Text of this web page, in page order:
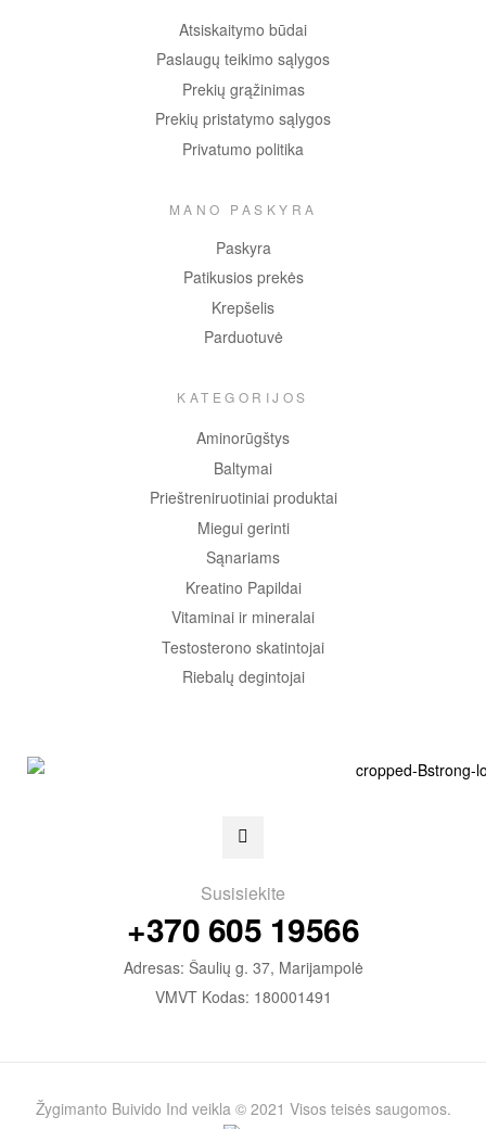
Susisiekite
+370 605 19566
Adresas: Šaulių g. 37, Marijampolė
VMVT Kodas: 180001491
Atsiskaitymo būdai
Paslaugų teikimo sąlygos
Prekių grąžinimas
Prekių pristatymo sąlygos
Privatumo politika
MANO PASKYRA
Paskyra
Patikusios prekės
Krepšelis
Parduotuvė
KATEGORIJOS
Aminorūgštys
Baltymai
Prieštreniruotiniai produktai
Miegui gerinti
Sąnariams
Kreatino Papildai
Vitaminai ir mineralai
Testosterono skatintojai
Riebalų degintojai
Žygimanto Buivido Ind veikla © 2021 Visos teisės saugomos.